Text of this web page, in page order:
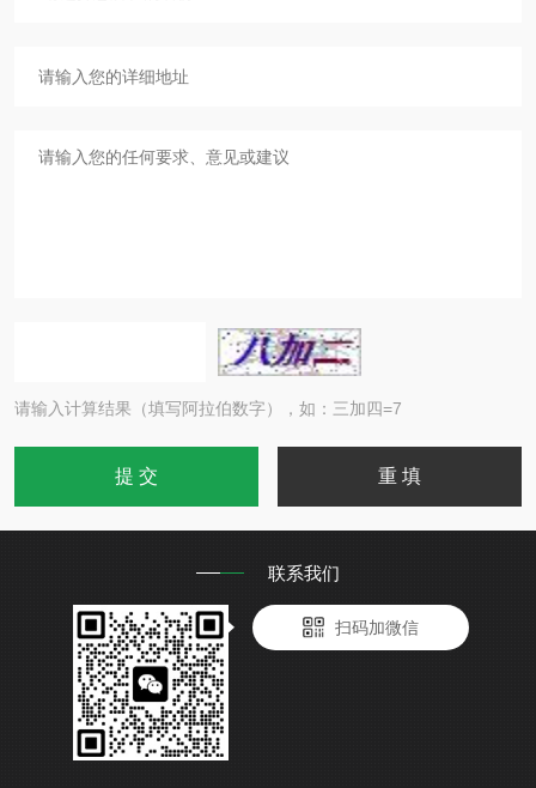
请输入计算结果（填写阿拉伯数字），如：三加四=7
联系我们
扫码加微信